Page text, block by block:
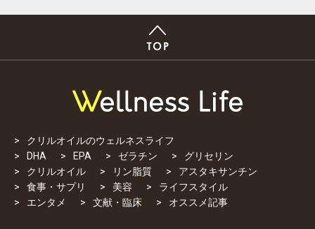
クリルオイルのウェルネスライフ
DHA
EPA ゼラチン
グリセリン
クリルオイル
リン脂質
アスタキサンチン
食事・サプリ
美容
ライフスタイル
エンタメ
文献・臨床 オススメ記事